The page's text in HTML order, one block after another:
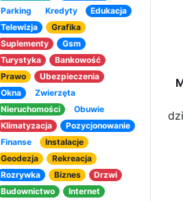
Parking
Kredyty
Edukacja
Telewizja
Grafika
Suplementy
Gsm
Turystyka
Bankowość
Prawo
Ubezpieczenia
Okna
Zwierzęta
Nieruchomości
Obuwie
Klimatyzacja
Pozycjonowanie
Finanse
Instalacje
Geodezja
Rekreacja
Rozrywka
Biznes
Drzwi
Budownictwo
Internet